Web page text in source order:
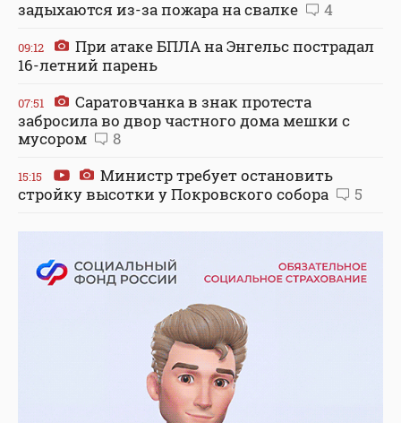
задыхаются из-за пожара на свалке
4
09:12
При атаке БПЛА на Энгельс пострадал
16-летний парень
07:51
Саратовчанка в знак протеста
забросила во двор частного дома мешки с
мусором
8
15:15
Министр требует остановить
стройку высотки у Покровского собора
5